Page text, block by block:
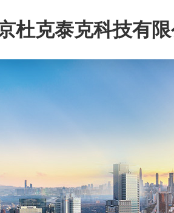
杜克泰克科技有